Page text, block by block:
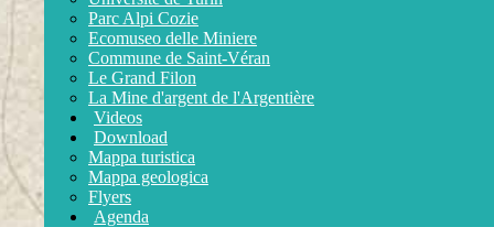
Parc Alpi Cozie
Ecomuseo delle Miniere
Commune de Saint-Véran
Le Grand Filon
La Mine d'argent de l'Argentière
Videos
Download
Mappa turistica
Mappa geologica
Flyers
Agenda